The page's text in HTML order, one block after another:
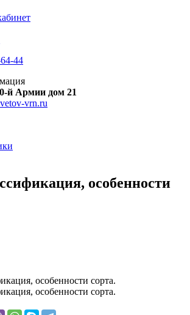
44
й Армии дом 21
vrn.ru
особенности
особенности сорта.